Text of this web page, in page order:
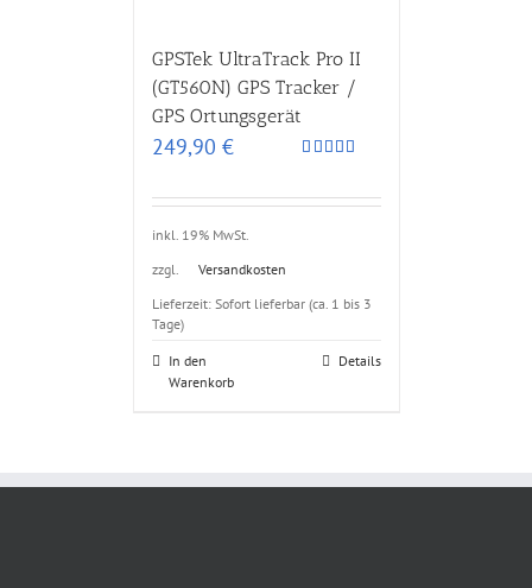
GPSTek UltraTrack Pro II
(GT560N) GPS Tracker /
GPS Ortungsgerät
von 5
249,90 €
inkl. 19% MwSt.
zzgl.
Versandkosten
Lieferzeit: Sofort lieferbar (ca. 1 bis 3
Tage)
In den
Warenkorb
Details